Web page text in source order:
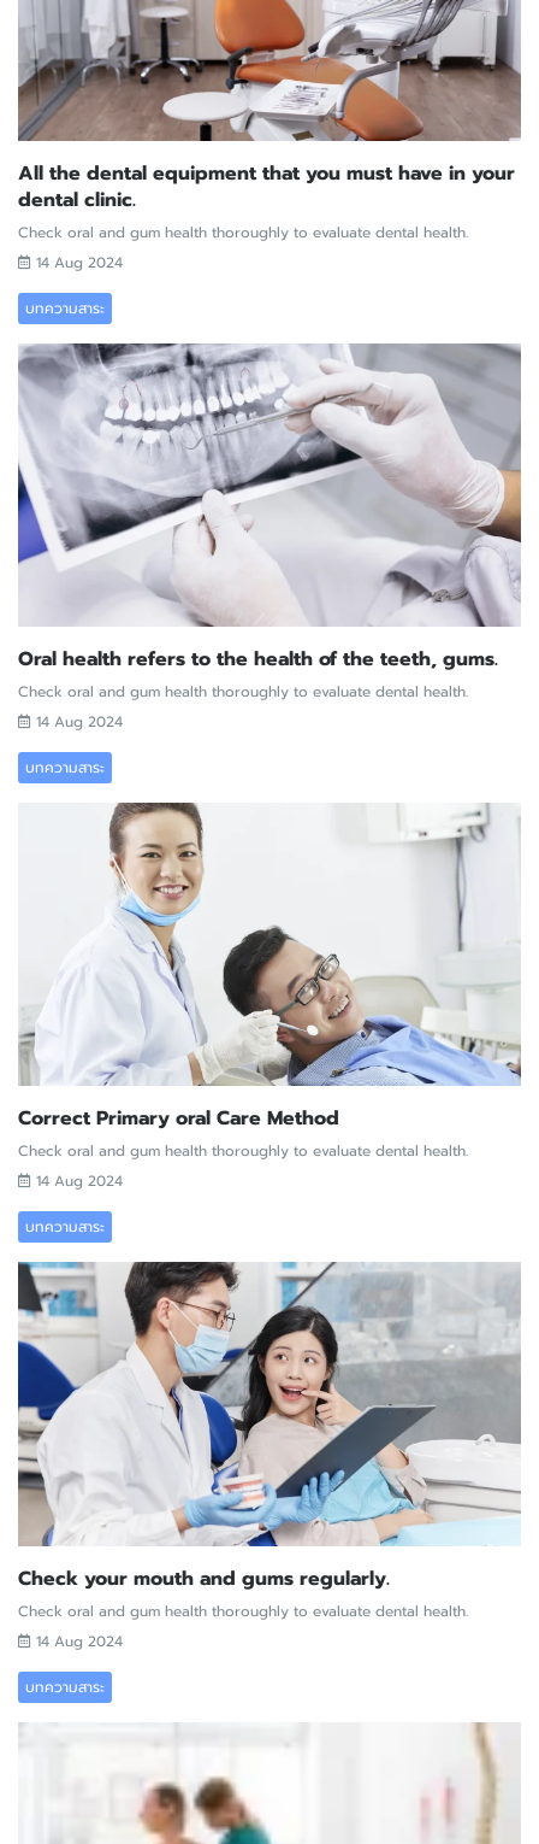
All the dental equipment that you must have in your
dental clinic.
Check oral and gum health thoroughly to evaluate dental health.
14 Aug 2024
บทความสาระ
Oral health refers to the health of the teeth, gums.
Check oral and gum health thoroughly to evaluate dental health.
14 Aug 2024
บทความสาระ
Correct Primary oral Care Method
Check oral and gum health thoroughly to evaluate dental health.
14 Aug 2024
บทความสาระ
Check your mouth and gums regularly.
Check oral and gum health thoroughly to evaluate dental health.
14 Aug 2024
บทความสาระ